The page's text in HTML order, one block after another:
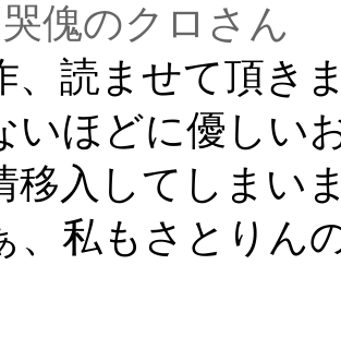
傀のクロさん
、読ませて頂き
いほどに優しい
移入してしまい
、私もさとりん